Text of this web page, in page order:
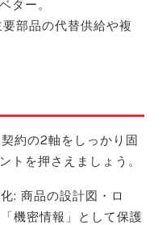
ター。
部品の代替供給や複
約の2軸をしっかり固
トを押さえましょう。
: 商品の設計図・ロ
機密情報」として保護